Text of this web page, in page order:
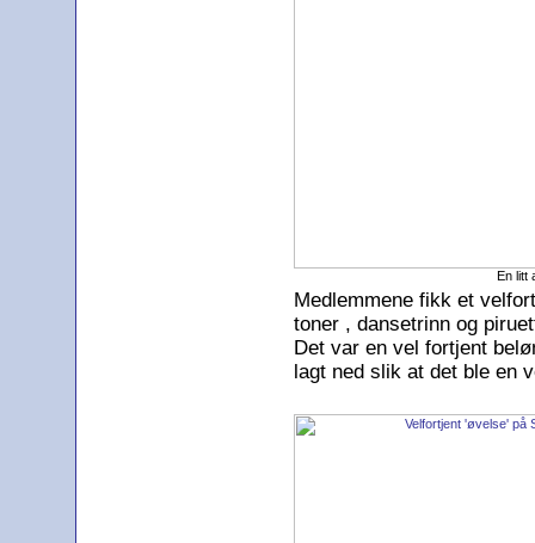
En litt
Medlemmene fikk et
toner , dansetrinn og
Det var en vel fortjent
lagt ned slik at det ble en